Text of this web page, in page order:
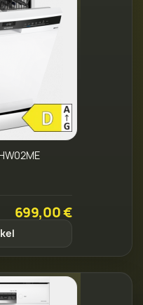
699,00 €